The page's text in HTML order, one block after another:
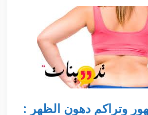
وتراكم دهون الظهر :